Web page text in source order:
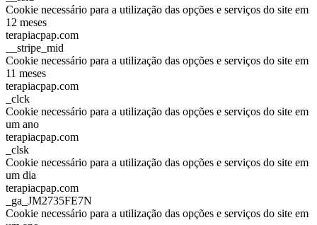
Cookie necessário para a utilização das opções e serviços do site em
12 meses
terapiacpap.com
__stripe_mid
Cookie necessário para a utilização das opções e serviços do site em
11 meses
terapiacpap.com
_clck
Cookie necessário para a utilização das opções e serviços do site em
um ano
terapiacpap.com
_clsk
Cookie necessário para a utilização das opções e serviços do site em
um dia
terapiacpap.com
_ga_JM2735FE7N
Cookie necessário para a utilização das opções e serviços do site em